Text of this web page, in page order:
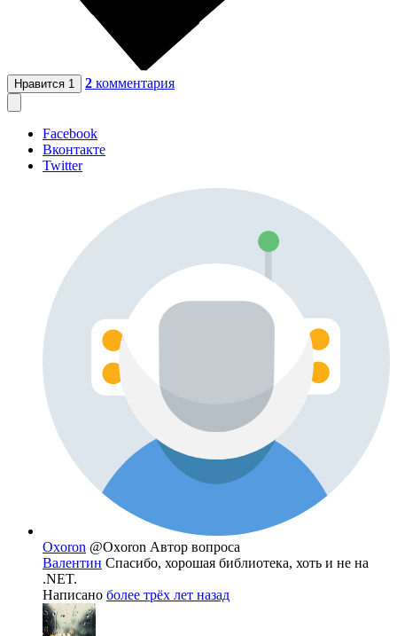
Нравится 1 2 комментария
Facebook
Вконтакте
Twitter
Oxoron @Oxoron Автор вопроса
Валентин Спасибо, хорошая библиотека, хоть и не на
.NET.
Написано более трёх лет назад